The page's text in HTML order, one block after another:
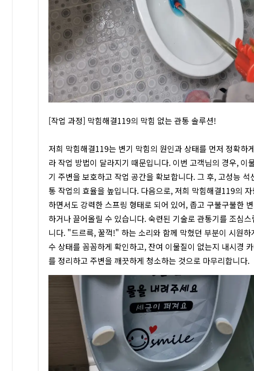
[작업 과정] 막힘해결119의 막힘 없는 관통 솔루션!
저희 막힘해결119는 변기 막힘의 원인과 상태를 먼저 정확
라 작업 방법이 달라지기 때문입니다. 이번 고객님의 경우,
기 주변을 보호하고 작업 공간을 확보합니다. 그 후, 고성능
통 작업의 효율을 높입니다. 다음으로, 저희 막힘해결119의
하면서도 강력한 스프링 형태로 되어 있어, 좁고 구불구불한
하거나 끌어올릴 수 있습니다. 숙련된 기술로 관통기를 조심
니다. "드르륵, 꿀꺽!" 하는 소리와 함께 막혔던 부분이 시원
수 상태를 꼼꼼하게 확인하고, 잔여 이물질이 없는지 내시경
를 정리하고 주변을 깨끗하게 청소하는 것으로 마무리합니다.